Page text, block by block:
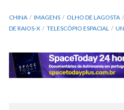
CHINA IMAGENS OLHO DE LAGOSTA
DE RAIOS-X
TELESCÓPIO ESPACIAL